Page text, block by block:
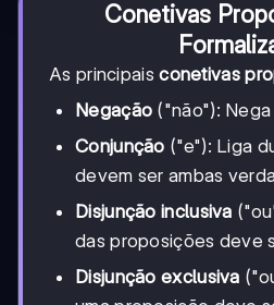
Conetivas
As principaisconetivas
Negação ("não"):
Conjunção ("e"): Liga
devem ser ambas
Disjunção inclusiva
das proposições deve
Disjunção exclusiva